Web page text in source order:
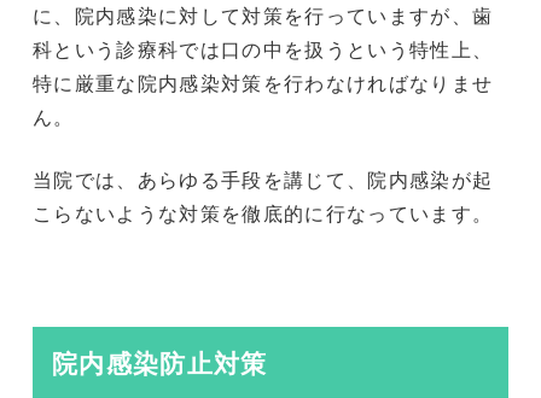
に、院内感染に対して対策を行っていますが、歯
科という診療科では口の中を扱うという特性上、
特に厳重な院内感染対策を行わなければなりませ
ん。
当院では、あらゆる手段を講じて、院内感染が起
こらないような対策を徹底的に行なっています。
院内感染防止対策